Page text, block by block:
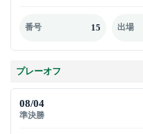
番号 15 出場
プレーオフ
08/04
準決勝